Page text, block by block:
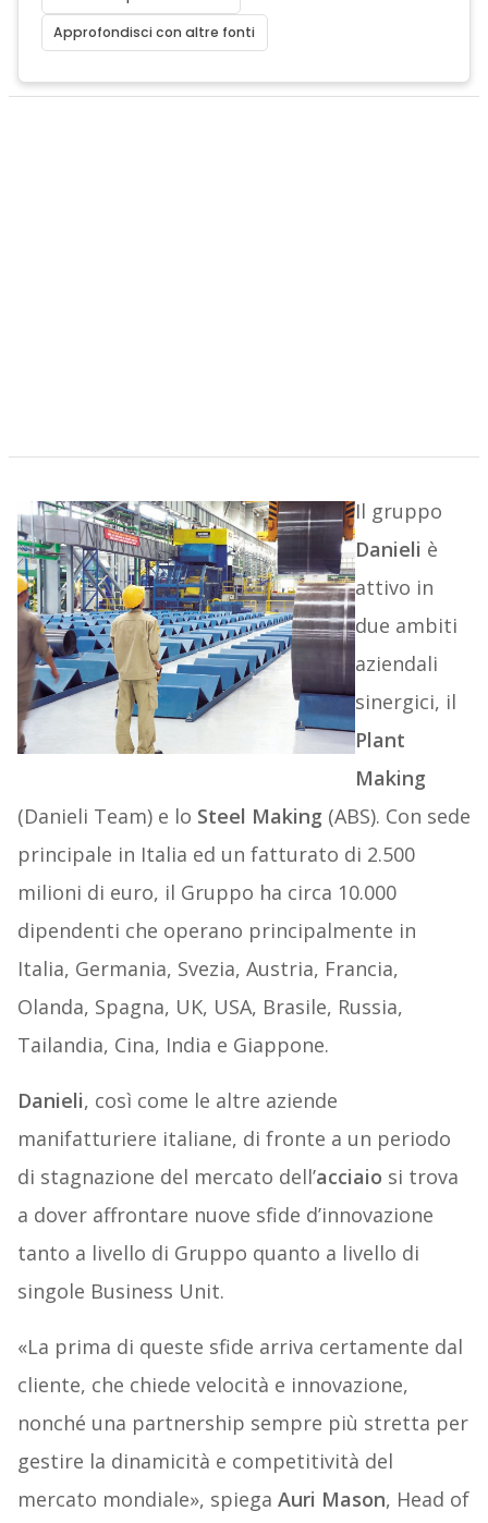
Approfondisci con altre fonti
Il gruppo
Danieli è
attivo in
due ambiti
aziendali
sinergici, il
Plant
Making
(Danieli Team) e lo Steel Making (ABS). Con sede
principale in Italia ed un fatturato di 2.500
milioni di euro, il Gruppo ha circa 10.000
dipendenti che operano principalmente in
Italia, Germania, Svezia, Austria, Francia,
Olanda, Spagna, UK, USA, Brasile, Russia,
Tailandia, Cina, India e Giappone.
Danieli, così come le altre aziende
manifatturiere italiane, di fronte a un periodo
di stagnazione del mercato dell’acciaio si trova
a dover affrontare nuove sfide d’innovazione
tanto a livello di Gruppo quanto a livello di
singole Business Unit.
«La prima di queste sfide arriva certamente dal
cliente, che chiede velocità e innovazione,
nonché una partnership sempre più stretta per
gestire la dinamicità e competitività del
mercato mondiale», spiega Auri Mason, Head of